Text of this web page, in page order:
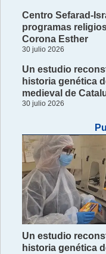
Centro Sefarad-
programas
Corona Esther
30 julio 2026
Un estudio
historia genética
medieval de
30 julio 2026
Un estudio
historia genética